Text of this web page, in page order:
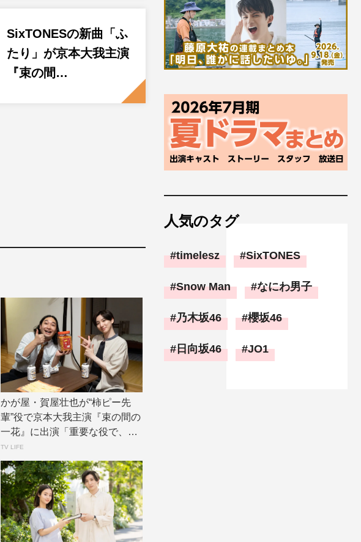
SixTONESの新曲「ふ
たり」が京本大我主演
『束の間…
かが屋・賀屋壮也が“柿ピー先
輩”役で京本大我主演『束の間の
一花』に出演「重要な役で、人
間でした」 |...
TV LIFE
人気のタグ
timelesz SixTONES
Snow Man なにわ男子
乃木坂46 櫻坂46
日向坂46 JO1